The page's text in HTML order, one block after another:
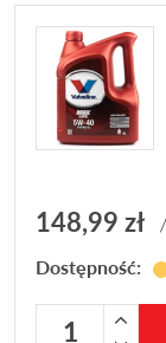
148,99zł
Dostępność:
Olej 5W40